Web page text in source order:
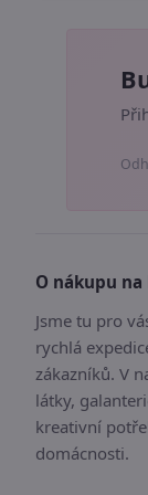
O nákupu na
Jsme tu pro
rychlá
zákazníků. V
látky,
kreativní
domácnosti.